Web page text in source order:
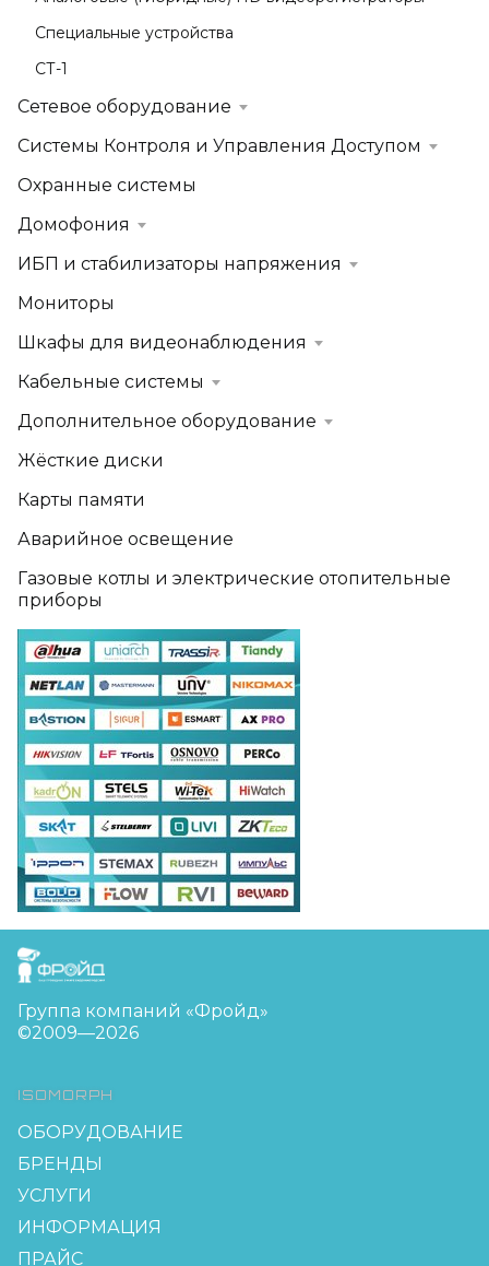
Специальные устройства
СТ-1
Сетевое оборудование
Системы Контроля и Управления Доступом
Охранные системы
Домофония
ИБП и стабилизаторы напряжения
Мониторы
Шкафы для видеонаблюдения
Кабельные системы
Дополнительное оборудование
Жёсткие диски
Карты памяти
Аварийное освещение
Газовые котлы и электрические отопительные
приборы
FreudGroup
Группа компаний «Фройд»
©2009—2026
ISOMORPH
ОБОРУДОВАНИЕ
БРЕНДЫ
УСЛУГИ
ИНФОРМАЦИЯ
ПРАЙС